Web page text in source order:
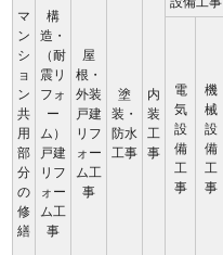
マ
ン
シ
ョ
ン
共
用
部
分
の
修
繕
構
造・
（耐
震リ
フォ
ー
ム）
戸建
リフ
ォー
ム工
事
屋
根・
外装
戸建
リフ
ォー
ム工
事
塗
装・
防水
工事
内
装
工
事
電
気
設
備
工
事
機
械
設
備
工
事